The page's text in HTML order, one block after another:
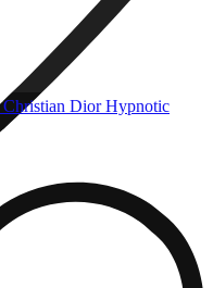
Christian Dior Hypnotic